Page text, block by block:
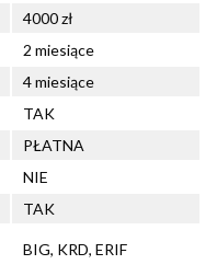
4000 zł
2 miesiące
4 miesiące
TAK
PŁATNA
NIE
TAK
BIG, KRD, ERIF